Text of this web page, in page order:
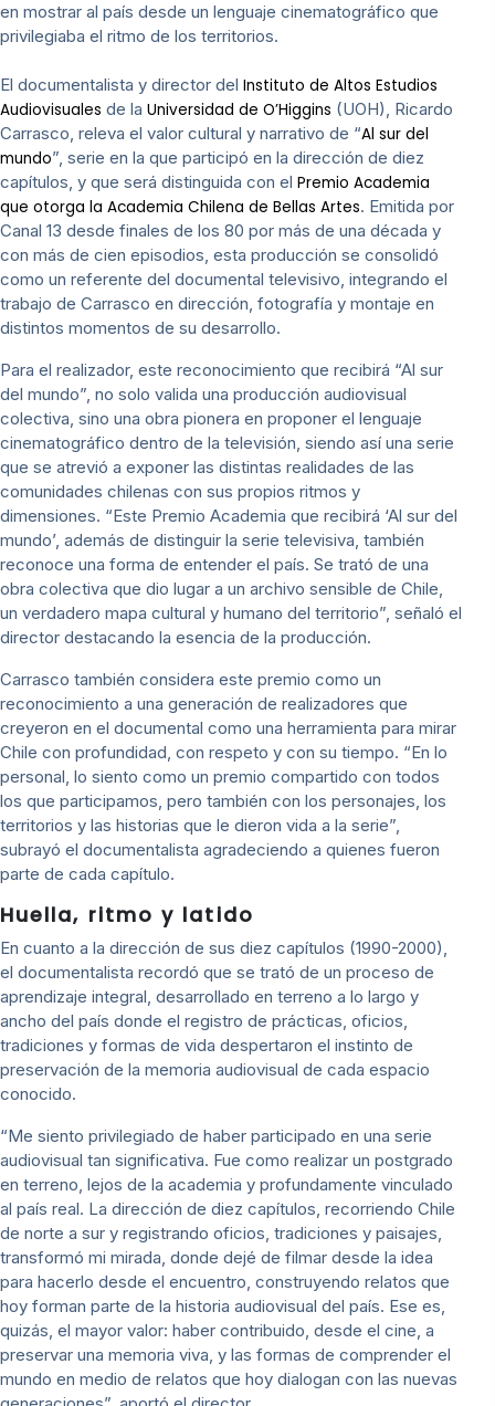
en mostrar al país desde un lenguaje cinematográfico que
privilegiaba el ritmo de los territorios.
El documentalista y director del Instituto de Altos Estudios
Audiovisuales de la Universidad de O’Higgins (UOH), Ricardo
Carrasco, releva el valor cultural y narrativo de “Al sur del
mundo”, serie en la que participó en la dirección de diez
capítulos, y que será distinguida con el Premio Academia
que otorga la Academia Chilena de Bellas Artes. Emitida por
Canal 13 desde finales de los 80 por más de una década y
con más de cien episodios, esta producción se consolidó
como un referente del documental televisivo, integrando el
trabajo de Carrasco en dirección, fotografía y montaje en
distintos momentos de su desarrollo.
Para el realizador, este reconocimiento que recibirá “Al sur
del mundo”, no solo valida una producción audiovisual
colectiva, sino una obra pionera en proponer el lenguaje
cinematográfico dentro de la televisión, siendo así una serie
que se atrevió a exponer las distintas realidades de las
comunidades chilenas con sus propios ritmos y
dimensiones. “Este Premio Academia que recibirá ‘Al sur del
mundo’, además de distinguir la serie televisiva, también
reconoce una forma de entender el país. Se trató de una
obra colectiva que dio lugar a un archivo sensible de Chile,
un verdadero mapa cultural y humano del territorio”, señaló el
director destacando la esencia de la producción.
Carrasco también considera este premio como un
reconocimiento a una generación de realizadores que
creyeron en el documental como una herramienta para mirar
Chile con profundidad, con respeto y con su tiempo. “En lo
personal, lo siento como un premio compartido con todos
los que participamos, pero también con los personajes, los
territorios y las historias que le dieron vida a la serie”,
subrayó el documentalista agradeciendo a quienes fueron
parte de cada capítulo.
Huella, ritmo y latido
En cuanto a la dirección de sus diez capítulos (1990-2000),
el documentalista recordó que se trató de un proceso de
aprendizaje integral, desarrollado en terreno a lo largo y
ancho del país donde el registro de prácticas, oficios,
tradiciones y formas de vida despertaron el instinto de
preservación de la memoria audiovisual de cada espacio
conocido.
“Me siento privilegiado de haber participado en una serie
audiovisual tan significativa. Fue como realizar un postgrado
en terreno, lejos de la academia y profundamente vinculado
al país real. La dirección de diez capítulos, recorriendo Chile
de norte a sur y registrando oficios, tradiciones y paisajes,
transformó mi mirada, donde dejé de filmar desde la idea
para hacerlo desde el encuentro, construyendo relatos que
hoy forman parte de la historia audiovisual del país. Ese es,
quizás, el mayor valor: haber contribuido, desde el cine, a
preservar una memoria viva, y las formas de comprender el
mundo en medio de relatos que hoy dialogan con las nuevas